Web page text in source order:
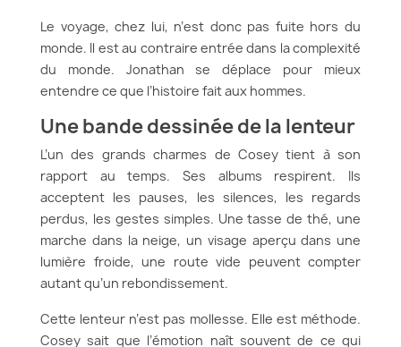
Le voyage, chez lui, n’est donc pas fuite hors du
monde. Il est au contraire entrée dans la complexité
du monde. Jonathan se déplace pour mieux
entendre ce que l’histoire fait aux hommes.
Une bande dessinée de la lenteur
L’un des grands charmes de Cosey tient à son
rapport au temps. Ses albums respirent. Ils
acceptent les pauses, les silences, les regards
perdus, les gestes simples. Une tasse de thé, une
marche dans la neige, un visage aperçu dans une
lumière froide, une route vide peuvent compter
autant qu’un rebondissement.
Cette lenteur n’est pas mollesse. Elle est méthode.
Cosey sait que l’émotion naît souvent de ce qui